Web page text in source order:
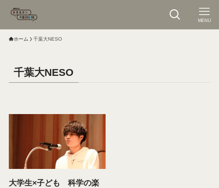
MENU
ホーム 千葉大NESO
千葉大NESO
大学生×子ども 科学の楽